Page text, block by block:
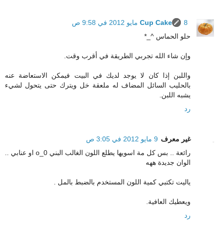
Cup Cake
8 مايو 2012 في 9:58 ص
حلو الحماس ^_*
وإن شاء الله تجربي الطريقة في أقرب وقت.
واللبن إذا كان لا يوجد لديك في البيت فيمكن الاستعاضة عنه
بالحليب السائل المضاف له ملعقة خل ويترك حتى يتحول لشيء
يشبه اللبن.
رد
غير معرف 9 مايو 2012 في 3:05 ص
رائعة .. بس كل مة اسويها يطلع اللون الغالب البني o_0 او عنابي ..
الوان جديدة ههه
ياليت تكتبي كمية اللون المستخدم بالضبط بالمل .
ويعطيك العافية.
رد